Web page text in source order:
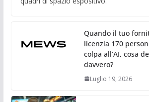
Quando il tuo
licenzia 170
colpa all’AI, cosa
davvero?
Luglio 19, 2026